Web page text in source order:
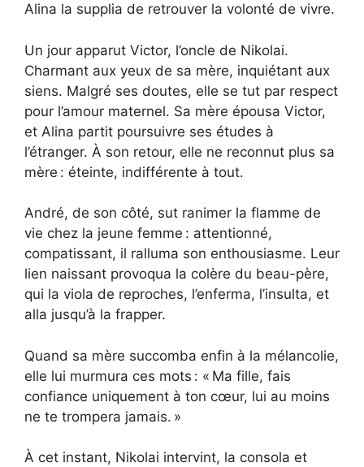
Alina la supplia de retrouver la volonté de vivre.
Un jour apparut Victor, l’oncle de Nikolai.
Charmant aux yeux de sa mère, inquiétant aux
siens. Malgré ses doutes, elle se tut par respect
pour l’amour maternel. Sa mère épousa Victor,
et Alina partit poursuivre ses études à
l’étranger. À son retour, elle ne reconnut plus sa
mère : éteinte, indifférente à tout.
André, de son côté, sut ranimer la flamme de
vie chez la jeune femme : attentionné,
compatissant, il ralluma son enthousiasme. Leur
lien naissant provoqua la colère du beau-père,
qui la viola de reproches, l’enferma, l’insulta, et
alla jusqu’à la frapper.
Quand sa mère succomba enfin à la mélancolie,
elle lui murmura ces mots : « Ma fille, fais
confiance uniquement à ton cœur, lui au moins
ne te trompera jamais. »
À cet instant, Nikolai intervint, la consola et